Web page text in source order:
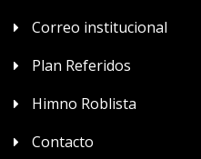
Correo institucional
Plan Referidos
Himno Roblista
Contacto